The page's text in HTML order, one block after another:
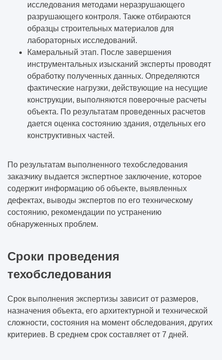
исследования методами неразрушающего
разрушающего контроля. Также отбираются
образцы строительных материалов для
лабораторных исследований.
Камеральный этап. После завершения
инструментальных изысканий эксперты проводят
обработку полученных данных. Определяются
фактические нагрузки, действующие на несущие
конструкции, выполняются поверочные расчеты
объекта. По результатам проведенных расчетов
дается оценка состоянию здания, отдельных его
конструктивных частей.
По результатам выполненного техобследования
заказчику выдается экспертное заключение, которое
содержит информацию об объекте, выявленных
дефектах, выводы экспертов по его техническому
состоянию, рекомендации по устранению
обнаруженных проблем.
Сроки проведения
техобследования
Срок выполнения экспертизы зависит от размеров,
назначения объекта, его архитектурной и технической
сложности, состояния на момент обследования, других
критериев. В среднем срок составляет от 7 дней.